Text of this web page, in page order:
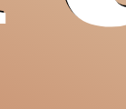
in tutto